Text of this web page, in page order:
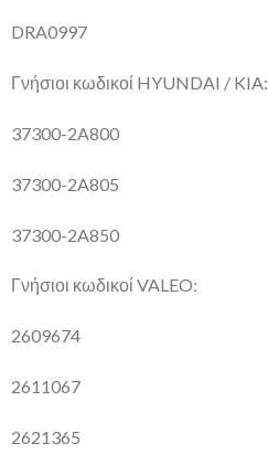
DRA0997
Γνήσιοι κωδικοί HYUNDAI / KIA:
37300-2A800
37300-2A805
37300-2A850
Γνήσιοι κωδικοί VALEO:
2609674
2611067
2621365